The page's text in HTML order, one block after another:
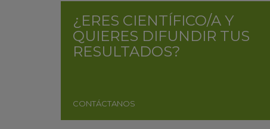
¿ERES CIENTÍFICO/A Y
QUIERES DIFUNDIR TUS
RESULTADOS?
CONTÁCTANOS